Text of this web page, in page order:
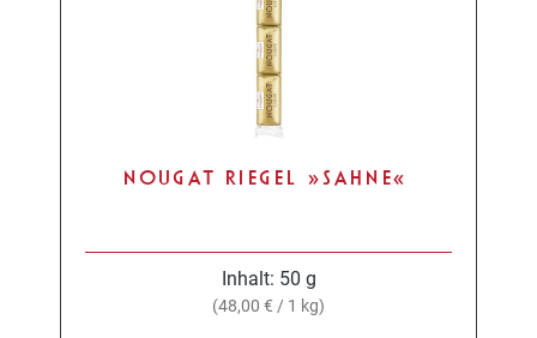
NOUGAT RIEGEL »SAHNE«
Inhalt: 50 g
(48,00 € / 1 kg)